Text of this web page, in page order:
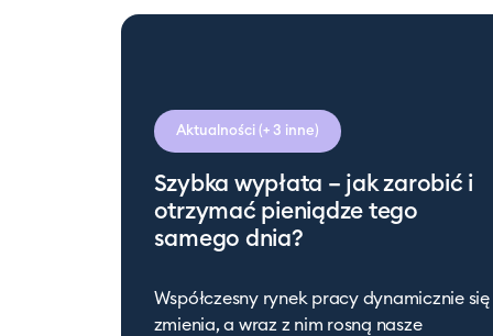
Aktualności (+ 3 inne)
Szybka wypłata – jak zarobić i
otrzymać pieniądze tego
samego dnia?
Współczesny rynek pracy dynamicznie się
zmienia, a wraz z nim rosną nasze